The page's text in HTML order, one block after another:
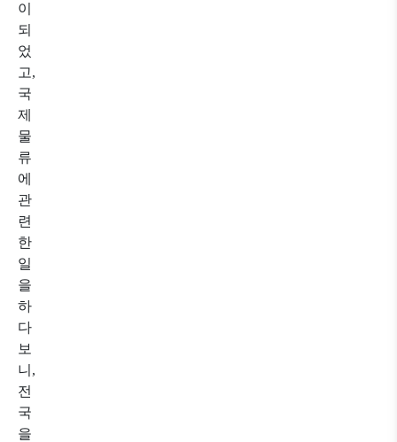
이
되
었
고,
국
제
물
류
에
관
련
한
일
을
하
다
보
니,
전
국
을